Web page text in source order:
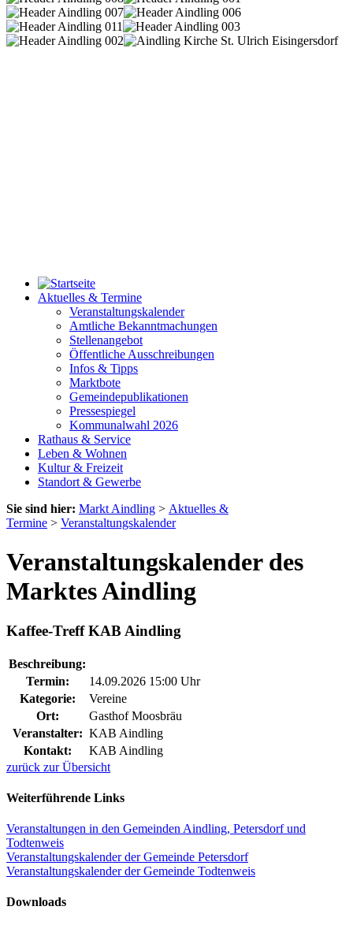
Aktuelles & Termine
Veranstaltungskalender
Amtliche Bekanntmachungen
Stellenangebot
Öffentliche Ausschreibungen
Infos & Tipps
Marktbote
Gemeindepublikationen
Pressespiegel
Kommunalwahl 2026
Rathaus & Service
Leben & Wohnen
Kultur & Freizeit
Standort & Gewerbe
Sie sind hier: Markt Aindling > Aktuelles &
Termine > Veranstaltungskalender
Veranstaltungskalender des
Marktes Aindling
Kaffee-Treff KAB Aindling
Beschreibung:
Termin:
14.09.2026 15:00 Uhr
Kategorie:
Vereine
Ort:
Gasthof Moosbräu
Veranstalter: KAB Aindling
Kontakt:
KAB Aindling
zurück zur Übersicht
Weiterführende Links
Veranstaltungen in den Gemeinden Aindling, Petersdorf und
Todtenweis
Veranstaltungskalender der Gemeinde Petersdorf
Veranstaltungskalender der Gemeinde Todtenweis
Downloads